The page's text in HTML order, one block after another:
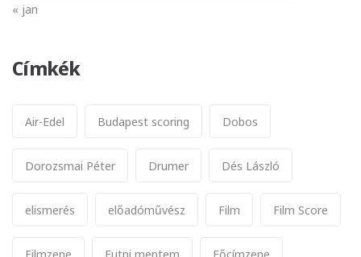
« jan
Címkék
Air-Edel Budapest scoring Dobos
Dorozsmai Péter Drumer Dés László
elismerés előadóművész Film Film Score